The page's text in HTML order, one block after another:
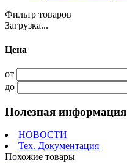
Фильтр товаров
Загрузка...
Цена
от
до
Полезная информация
НОВОСТИ
Тех. Документация
Похожие товары